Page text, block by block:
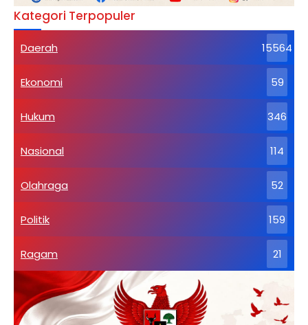
Kategori Terpopuler
Daerah 15564
Ekonomi 59
Hukum 346
Nasional 114
Olahraga 52
Politik 159
Ragam 21